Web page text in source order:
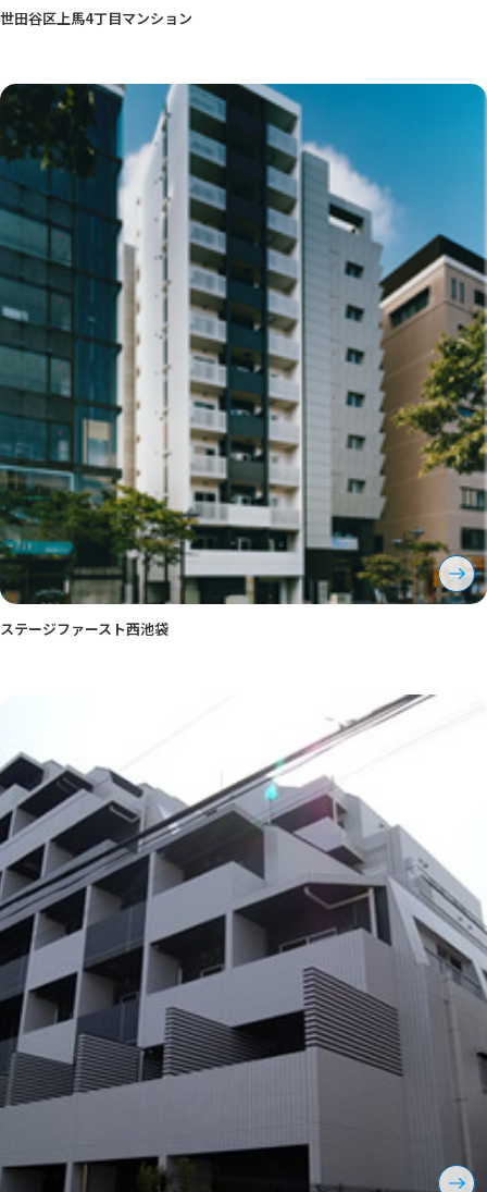
世田谷区上馬4丁目マンション
ステージファースト西池袋